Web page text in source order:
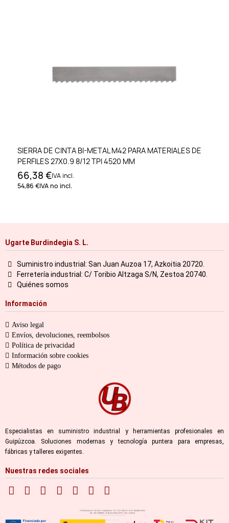
SIERRA DE CINTA BI-METAL M42 PARA MATERIALES DE
PERFILES 27X0.9 8/12 TPI 4520 MM
66,38 €IVA incl.
54,86 €IVA no incl.
Ugarte Burdindegia S. L.
Suministro industrial: San Juan Auzoa 17, Azkoitia 20720.
Ferretería industrial: C/ Toribio Altzaga S/N, Zestoa 20740.
Quiénes somos
Información
Aviso legal
Envíos, devoluciones, reembolsos
Política de privacidad
Información sobre cookies
Métodos de pago
Especialistas en suministro industrial y herramientas profesionales en
Guipúzcoa. Soluciones modernas y tecnología puntera para empresas,
fábricas y talleres exigentes.
Nuestras redes sociales